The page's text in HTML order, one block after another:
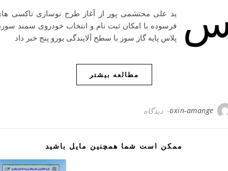
ید علی محتشمی پور از آغاز طرح نوسازی تاکسی
فرسوده با امکان ثبت نام و انتخاب خودروی سمند
پلاس پایه گاز سوز با سطح آلایندگی یورو پنج خبر داد
مطالعه بیشتر
oxin-amange۰ دیدگاه
ممکن است شما همچنین مایل باشید